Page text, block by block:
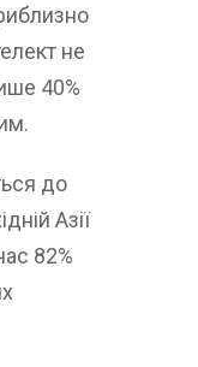
не
40%
до
Азії
82%